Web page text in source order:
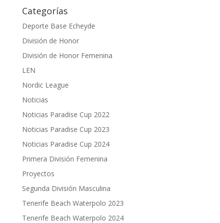
Categorías
Deporte Base Echeyde
División de Honor
División de Honor Femenina
LEN
Nordic League
Noticias
Noticias Paradise Cup 2022
Noticias Paradise Cup 2023
Noticias Paradise Cup 2024
Primera División Femenina
Proyectos
Segunda División Masculina
Tenerife Beach Waterpolo 2023
Tenerife Beach Waterpolo 2024